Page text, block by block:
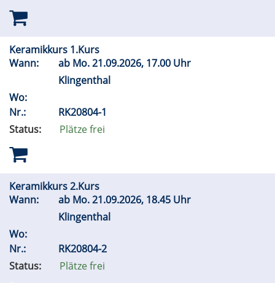
Keramikkurs 1.Kurs
Wann:
ab Mo.21.09.2026, 17.00 Uhr
Klingenthal
Wo:
Nr.:
RK20804-1
Status:
Plätze frei
Keramikkurs 2.Kurs
Wann:
ab Mo.21.09.2026, 18.45 Uhr
Klingenthal
Wo:
Nr.:
RK20804-2
Status:
Plätze frei